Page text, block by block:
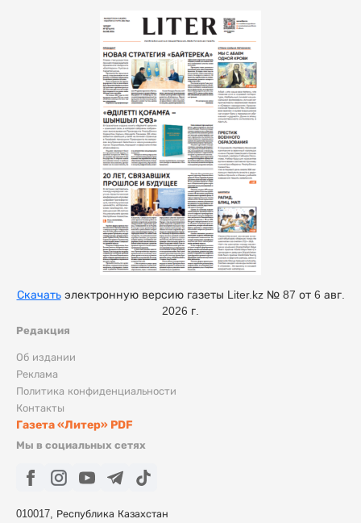
Редакция
Об издании
Реклама
Политика конфиденциальности
Контакты
Газета «Литер» PDF
Мы в социальных сетях
010017, Республика Казахстан
Скачатьэлектронную версию газеты Liter.kz № 87 от 6 авг.
2026 г.